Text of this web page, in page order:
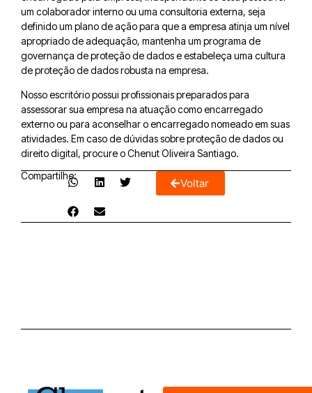
um colaborador interno ou uma consultoria externa, seja
definido um plano de ação para que a empresa atinja um nível
apropriado de adequação, mantenha um programa de
governança de proteção de dados e estabeleça uma cultura
de proteção de dados robusta na empresa.
Nosso escritório possui profissionais preparados para
assessorar sua empresa na atuação como encarregado
externo ou para aconselhar o encarregado nomeado em suas
atividades. Em caso de dúvidas sobre proteção de dados ou
direito digital, procure o Chenut Oliveira Santiago.
Compartilhe:
Voltar